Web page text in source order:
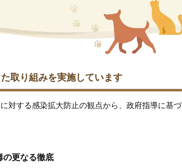
取り組みを実施しています
対する感染拡大防止の観点から、政府指導に基づ
更なる徹底